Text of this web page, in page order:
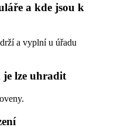
a kde jsou k
a vyplní u úřadu
lze uhradit